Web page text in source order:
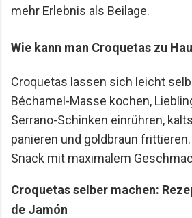
mehr Erlebnis als Beilage.
Wie kann man Croquetas zu
Croquetas lassen sich leicht
Béchamel-Masse kochen,
Serrano-Schinken einrühren,
panieren und goldbraun
Snack mit maximalem
Croquetas selber machen:
de Jamón